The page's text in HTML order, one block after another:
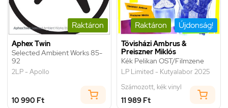
Raktáron
Aphex Twin
Selected Ambient Works 85-
92
2LP - Apollo
10 990 Ft
Raktáron Újdonság!
Tövisházi Ambrus &
Preiszner Miklós
Kék Pelikan OST/Filmzene
LP Limited - Kutyalabor 2025
Számozott, kék vinyl
11 989 Ft